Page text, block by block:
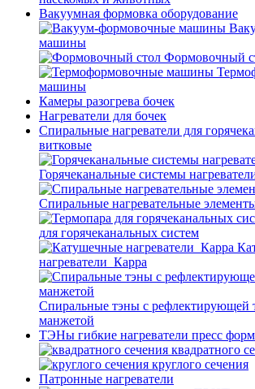
Вакуумная формовка оборудование
машины
Формовочный
машины
Камеры разогрева бочек
Нагреватели для бочек
Спиральные нагреватели для
витковые
Горячеканальные системы
Спиральные нагревательные
для горячеканальных систем
нагреватели_Карра
Спиральные тэны с рефлектирующей
манжетой
ТЭНы гибкие нагреватели пресс форм
квадратного
круглого сечения
Патронные нагреватели